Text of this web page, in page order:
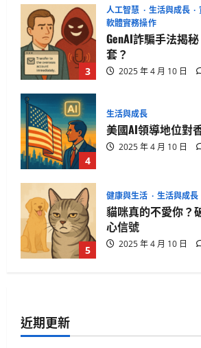
4
生活與成長
美國AI領導地位對
2025 年 4 月 10 日
5
貓咪真的不愛你？
心信號
2025 年 4 月 10 日
1
生活與成長
華碩智慧手錶值得
技真相
2025 年 4 月 21 日
2 2025 年 4 月 21 日
近期更新